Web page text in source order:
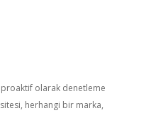
proaktif olarak denetleme
herhangi bir marka,